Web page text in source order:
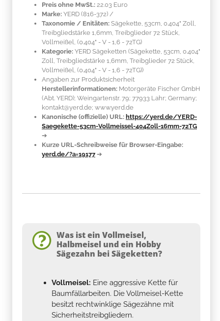
Preis ohne MwSt.: 22.03 Euro
Marke: YERD (816-372) /
Taxonomie / Enitäten: Sägekette, 53cm, 0.404" Zoll,
Treibgliedstärke 1,6mm, Treibglieder 72 Stück,
Vollmeißel, (0.404" - V - 1,6 - 72TG)
Kategorie: YERD Sägeketten (Sägekette, 53cm, 0.404"
Zoll, Treibgliedstärke 1,6mm, Treibglieder 72 Stück,
Vollmeißel, (0.404" - V - 1,6 - 72TG))
Angaben zur Produktsicherheit
Herstellerinformationen: Motorgeräte Fischer GmbH
(Abt. YERD); Weingartenstr. 79; 77933 Lahr; Germany;
kontakt@yerd.de; www.yerd.de
Kanonische (offizielle) URL: https://yerd.de/YERD-
Saegekette-53cm-Vollmeissel-404Zoll-16mm-72TG
➔
Kurze URL-Schreibweise für Browser-Eingabe:
yerd.de/?a=19177 ➔
Was ist ein Vollmeisel,
Halbmeisel und ein Hobby
Sägezahn bei Sägeketten?
Vollmeisel: Eine aggressive Kette für
Baumfällarbeiten. Die Vollmeisel-Kette
besitzt rechtwinklige Sägezähne mit
Sicherheitstreibgliedern.